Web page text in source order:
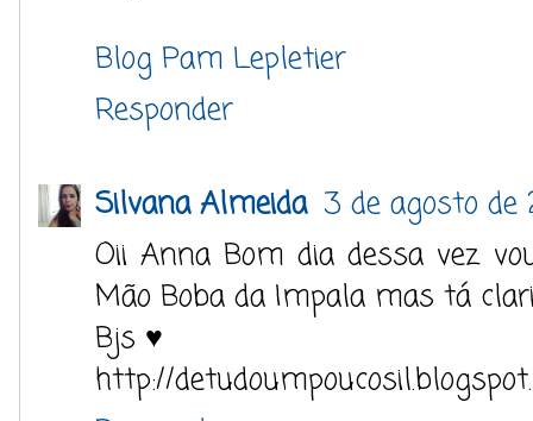
Blog Pam Lepletier
Responder
Silvana Almeida 3 de agosto de
Oii Anna Bom dia dessa vez
Mão Boba da Impala mas tá
Bjs ♥
http://